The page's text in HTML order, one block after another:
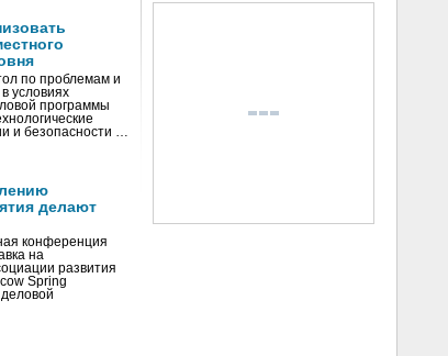
по проблемам и
условиях
программы
и безопасности …
делают
конференция
на
развития
Spring